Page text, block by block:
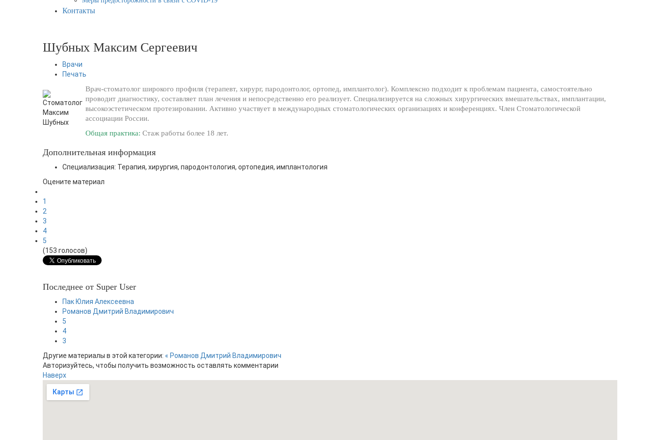
Контакты
Шубных Максим Сергеевич
Врачи
Печать
Врач-стоматолог широкого профиля (терапевт, хирург, пародонтолог, ортопед, имплантолог). Комплексно подходит к проблемам пациента, самостоятельно
проводит диагностику, составляет план лечения и непосредственно его реализует. Специализируется на сложных хирургических вмешательствах, имплантации,
высокоэстетическом протезировании. Активно участвует в международных стоматологических организациях и конференциях. Член Стоматологической
ассоциации России.
Общая практика: Стаж работы более 18 лет.
Дополнительная информация
Специализация: Терапия, хирургия, пародонтология, ортопедия, имплантология
Оцените материал
1
2
3
4
5
(153 голосов)
Последнее от Super User
Пак Юлия Алексеевна
Романов Дмитрий Владимирович
5
4
3
Другие материалы в этой категории: « Романов Дмитрий Владимирович
Авторизуйтесь, чтобы получить возможность оставлять комментарии
Наверх